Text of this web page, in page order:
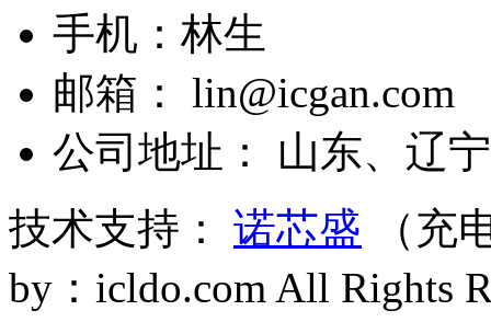
手机：林生
邮箱： lin@icgan.com
公司地址： 山东、辽宁
技术支持： 诺芯盛 （充
by：icldo.com All Rights